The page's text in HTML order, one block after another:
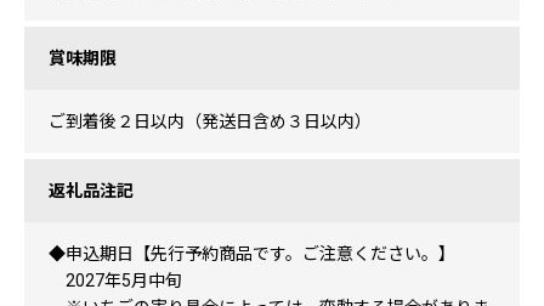
賞味期限
ご到着後２日以内（発送日含め３日以内）
返礼品注記
◆申込期日【先行予約商品です。ご注意ください。】
2027年5月中旬